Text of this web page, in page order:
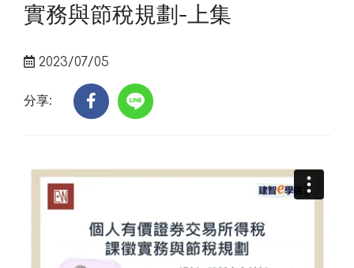
實務與節稅規劃-上集
2023/07/05
分享: